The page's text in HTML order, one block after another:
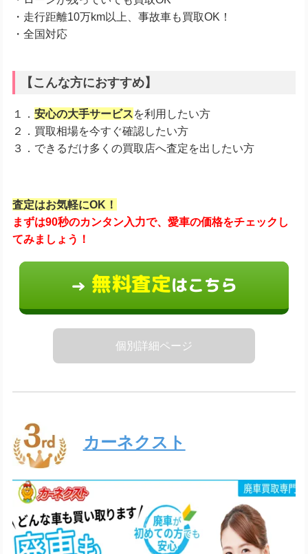
・走行距離10万km以上、事故車も買取OK！
・全国対応
【こんな方におすすめ】
１． 安心の大手サービスを利用したい方
２．買取相場を今すぐ確認したい方
３．できるだけ多くの買取店へ査定を出したい方
査定はお気軽にOK！
まずは90秒のカンタン入力で、愛車の価格をチェックし
てみましょう！
→ 無料査定はこちら
個別詳細ページ
カーネクスト